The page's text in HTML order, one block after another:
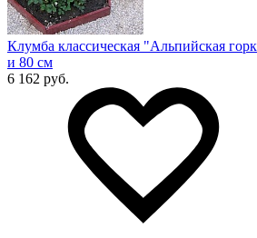
Клумба классическая "Альпийская
и 80 см
6 162 руб.